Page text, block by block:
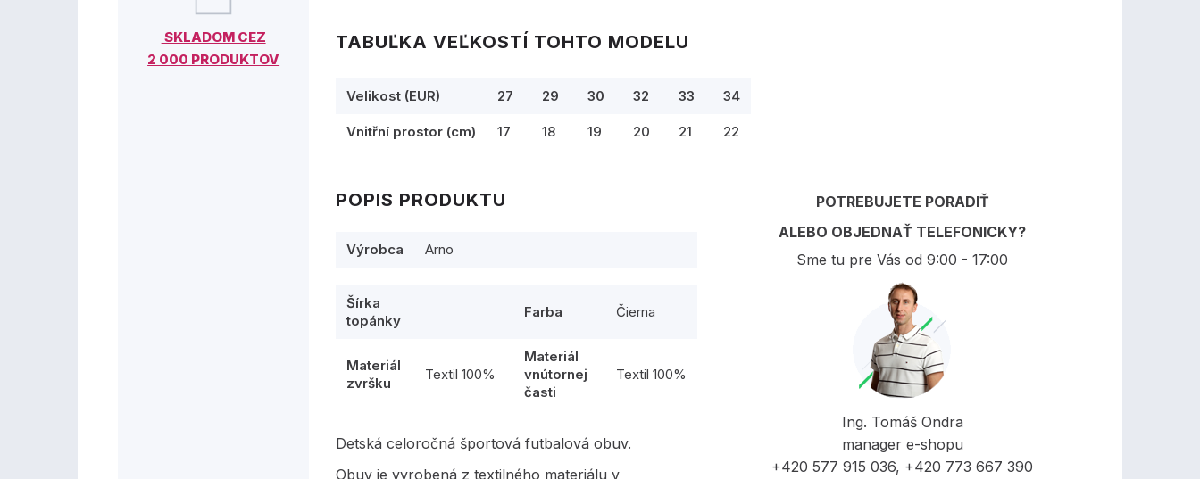
SKLADOM CEZ
2 000 PRODUKTOV
TABUĽKA VEĽKOSTÍ TOHTO MODELU
Velikost (EUR) 27 29 30 32 33 34
Vnitřní prostor (cm) 17 18 19 20 21 22
POPIS PRODUKTU
Výrobca Arno
Šírka
topánky
Farba Čierna
Materiál
zvršku
Textil 100%
Materiál
vnútornej
časti
Textil 100%
Detská celoročná športová futbalová obuv.
Obuv je vyrobená z textilného materiálu v
POTREBUJETE PORADIŤ
ALEBO OBJEDNAŤ TELEFONICKY?
Sme tu pre Vás od 9:00 - 17:00
Ing. Tomáš Ondra
manager e-shopu
+420 577 915 036, +420 773 667 390